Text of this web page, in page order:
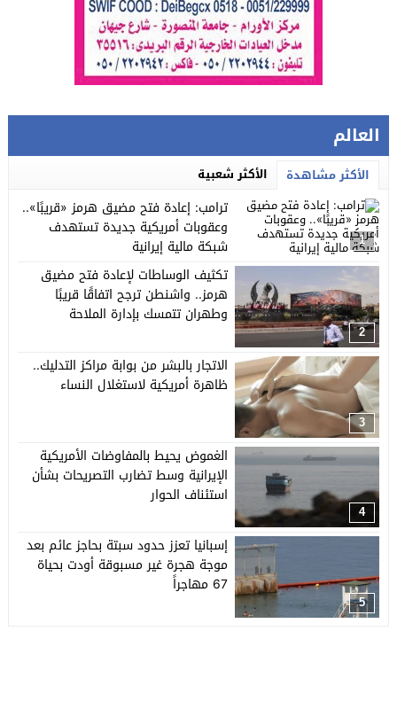
العالم
الأكثر مشاهدة الأكثر شعبية
1
ترامب: إعادة فتح مضيق هرمز «قريبًا»..
وعقوبات أمريكية جديدة تستهدف
شبكة مالية إيرانية
2
تكثيف الوساطات لإعادة فتح مضيق
هرمز.. واشنطن ترجح اتفاقًا قريبًا
وطهران تتمسك بإدارة الملاحة
3
الاتجار بالبشر من بوابة مراكز التدليك..
ظاهرة أمريكية لاستغلال النساء
4
الغموض يحيط بالمفاوضات الأمريكية
الإيرانية وسط تضارب التصريحات بشأن
استئناف الحوار
5
إسبانيا تعزز حدود سبتة بحاجز عائم بعد
موجة هجرة غير مسبوقة أودت بحياة
67 مهاجراً